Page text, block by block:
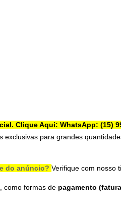
Clique Aqui: WhatsApp: (15)
para grandes
do anúncio? Verifique com nosso
como formas de pagamento